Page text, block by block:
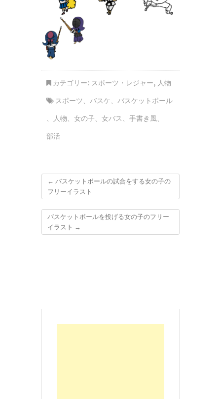
カテゴリー: スポーツ・レジャー, 人物
スポーツ、 バスケ、 バスケットボール
、
人物、 女の子、 女バス 、 手書き風、
部活
← バスケットボールの試合をする女の子の
フリーイラスト
バスケットボールを投げる女の子のフリー
イラスト →